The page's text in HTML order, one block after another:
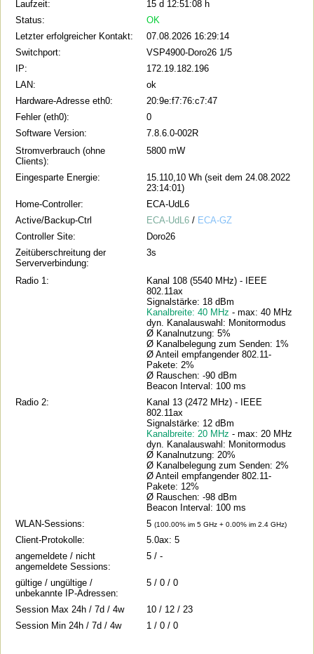
Laufzeit:
15 d 12:51:08 h
Status:
OK
Letzter erfolgreicher Kontakt:
07.08.2026 16:29:14
Switchport:
VSP4900-Doro26 1/5
IP:
172.19.182.196
LAN:
ok
Hardware-Adresse eth0:
20:9e:f7:76:c7:47
Fehler (eth0):
0
Software Version:
7.8.6.0-002R
Stromverbrauch (ohne
Clients):
5800 mW
Eingesparte Energie:
15.110,10 Wh (seit dem 24.08.2022
23:14:01)
Home-Controller:
ECA-UdL6
Active/Backup-Ctrl
ECA-UdL6 / ECA-GZ
Controller Site:
Doro26
Zeitüberschreitung der
Serververbindung:
3s
Radio 1:
Kanal 108 (5540 MHz) - IEEE
802.11ax
Signalstärke: 18 dBm
Kanalbreite: 40 MHz- max: 40 MHz
dyn. Kanalauswahl: Monitormodus
Ø Kanalnutzung: 5%
Ø Kanalbelegung zum Senden: 1%
Ø Anteil empfangender 802.11-
Pakete: 2%
Ø Rauschen: -90 dBm
Beacon Interval: 100 ms
Radio 2:
Kanal 13 (2472 MHz) - IEEE
802.11ax
Signalstärke: 12 dBm
Kanalbreite: 20 MHz- max: 20 MHz
dyn. Kanalauswahl: Monitormodus
Ø Kanalnutzung: 20%
Ø Kanalbelegung zum Senden: 2%
Ø Anteil empfangender 802.11-
Pakete: 12%
Ø Rauschen: -98 dBm
Beacon Interval: 100 ms
WLAN-Sessions:
5(100.00% im 5 GHz + 0.00% im 2.4 GHz)
Client-Protokolle:
5.0ax: 5
angemeldete / nicht
angemeldete Sessions:
5 / -
gültige / ungültige /
unbekannte IP-Adressen:
5 / 0 / 0
Session Max 24h / 7d / 4w
10 / 12 / 23
Session Min 24h / 7d / 4w
1 / 0 / 0